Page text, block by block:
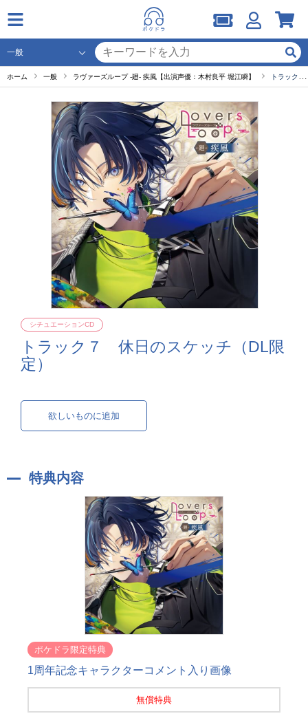
ホーム 一般 ラヴァーズループ -廻- 疾風【出演声優：木村良平 堀江瞬】 トラック７ 休日のスケッチ（DL限定）
トラック７ 休日のスケッチ（DL限
定）
シチュエーションCD
欲しいものに追加
特典内容
ポケドラ限定特典
1周年記念キャラクターコメント入り画像
無償特典